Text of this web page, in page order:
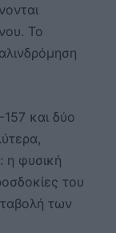
Το
και δύο
η φυσική
του
των